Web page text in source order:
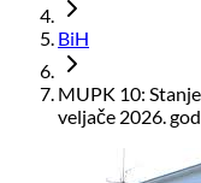
BiH
MUPK 10:
veljače 2026.